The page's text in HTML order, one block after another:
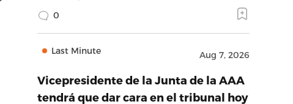
0
Last Minute Aug 7, 2026
Vicepresidente de la Junta de la AAA
tendrá que dar cara en el tribunal hoy